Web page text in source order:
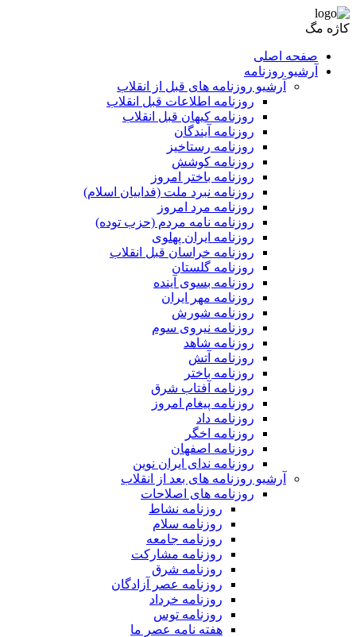
کاژه مگ
صفحه اصلی
آرشیو روزنامه
آرشیو روزنامه های قبل از انقلاب
روزنامه اطلاعات قبل انقلاب
روزنامه کیهان قبل انقلاب
روزنامه آیندگان
روزنامه رستاخیز
روزنامه کوشش
روزنامه باختر امروز
روزنامه نبرد ملت (فداییان اسلام)
روزنامه مرد امروز
روزنامه نامه مردم (حزب توده)
روزنامه ایران پهلوی
روزنامه خراسان قبل انقلاب
روزنامه گلستان
روزنامه بسوی آینده
روزنامه مهر ایران
روزنامه شورش
روزنامه نیروی سوم
روزنامه شاهد
روزنامه آتش
روزنامه باختر
روزنامه آفتاب شرق
روزنامه پیغام امروز
روزنامه داد
روزنامه اخگر
روزنامه اصفهان
روزنامه ندای ایران نوین
آرشیو روزنامه های بعد از انقلاب
روزنامه های اصلاحات
روزنامه نشاط
روزنامه سلام
روزنامه جامعه
روزنامه مشارکت
روزنامه شرق
روزنامه عصر آزادگان
روزنامه خرداد
روزنامه توس
هفته نامه عصر ما